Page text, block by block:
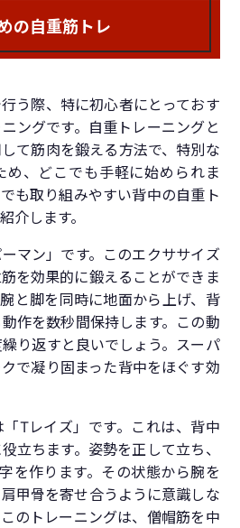
の自重筋トレ
う際、特に初心者にとっておす
ングです。自重トレーニングと
て筋肉を鍛える方法で、特別な
め、どこでも手軽に始められま
も取り組みやすい背中の自重ト
介します。
マン」です。このエクササイズ
を効果的に鍛えることができま
と脚を同時に地面から上げ、背
作を数秒間保持します。この動
り返すと良いでしょう。スーパ
で凝り固まった背中をほぐす効
Tレイズ」です。これは、背中
立ちます。姿勢を正して立ち、
を作ります。その状態から腕を
甲骨を寄せ合うように意識しな
のトレーニングは、僧帽筋を中